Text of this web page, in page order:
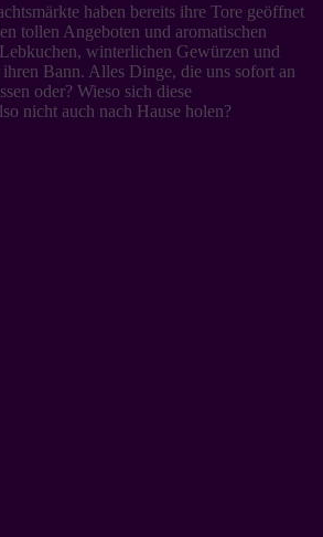
haben bereits ihre Tore geöffnet
tollen Angeboten und aromatischen
winterlichen Gewürzen und
Bann. Alles Dinge, die uns sofort an
oder? Wieso sich diese
nicht auch nach Hause holen?